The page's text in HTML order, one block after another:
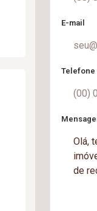
E-mail
Telefone